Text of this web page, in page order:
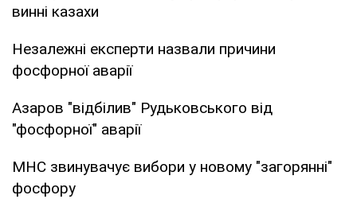
винні казахи
Незалежні експерти назвали причини
фосфорної аварії
Азаров "відбілив" Рудьковського від
"фосфорної" аварії
МНС звинувачує вибори у новому "загорянні"
фосфору